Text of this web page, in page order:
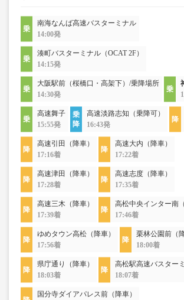
南海なんば高速バスターミナル
14:00発
湊町バスターミナル（OCAT 2F）
14:15発
大阪駅前（桜橋口・高架下）/乗降場所
14:30発
高速舞子
15:55発
高速淡路志知（乗降可）
16:43発
高速引田（降車）
17:16着
高速大内（降車）
17:22着
高速津田（降車）
17:28着
高速志度（降車）
17:35着
高速三木（降車）
17:39着
高松中央インター南
17:46着
ゆめタウン高松（降車）
17:56着
栗林公園前（降
18:00着
県庁通り（降車）
18:03着
高松駅高速バスター
18:07着
国分寺ダイアパレス前（降車）